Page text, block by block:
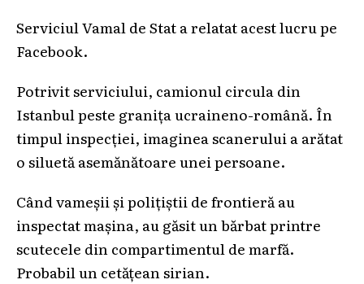
Serviciul Vamal de Stat a relatat acest lucru pe
Facebook.
Potrivit serviciului, camionul circula din
Istanbul peste granița ucraineno-română. În
timpul inspecției, imaginea scanerului a arătat
o siluetă asemănătoare unei persoane.
Când vameșii și polițiștii de frontieră au
inspectat mașina, au găsit un bărbat printre
scutecele din compartimentul de marfă.
Probabil un cetățean sirian.